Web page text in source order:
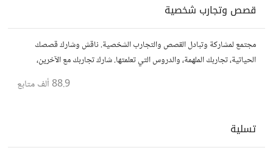
قصص وتجارب شخصية
مجتمع لمشاركة وتبادل القصص والتجارب الشخصية. ناقش وشارك قصصك
الحياتية، تجاربك الملهمة، والدروس التي تعلمتها. شارك تجاربك مع الآخرين،
88.9 ألف متابع
تسلية